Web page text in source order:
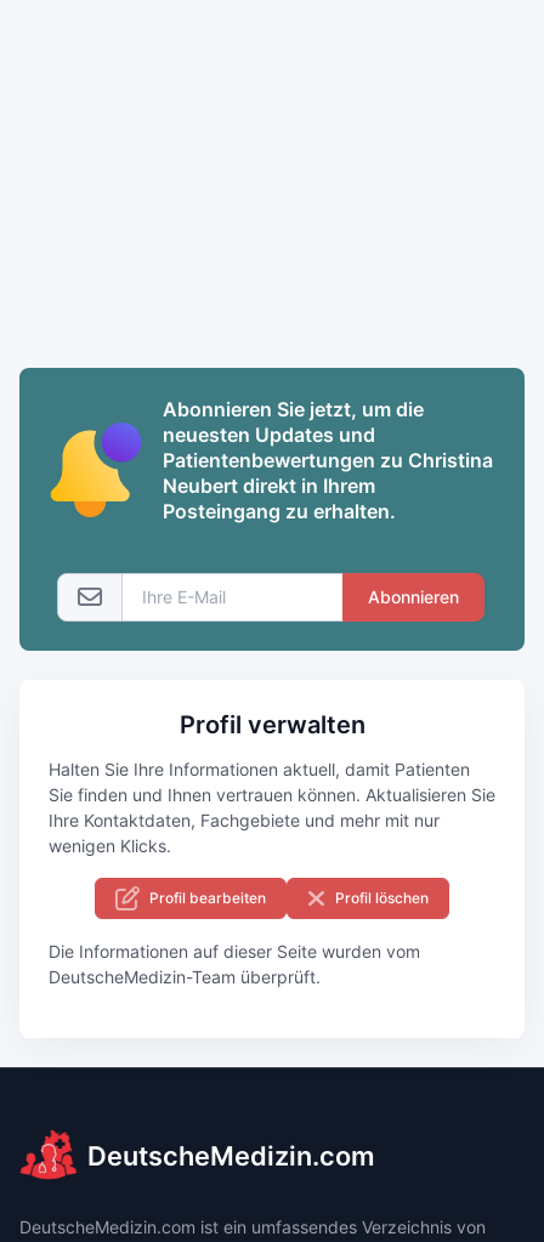
Abonnieren Sie jetzt, um die
neuesten Updates und
Patientenbewertungen zu Christina
Neubert direkt in Ihrem
Posteingang zu erhalten.
Abonnieren
Profil verwalten
Halten Sie Ihre Informationen aktuell, damit Patienten
Sie finden und Ihnen vertrauen können. Aktualisieren Sie
Ihre Kontaktdaten, Fachgebiete und mehr mit nur
wenigen Klicks.
Profil bearbeiten Profil löschen
Die Informationen auf dieser Seite wurden vom
DeutscheMedizin-Team überprüft.
DeutscheMedizin.com
DeutscheMedizin.com ist ein umfassendes Verzeichnis von